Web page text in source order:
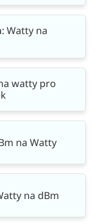
Watty na
watty pro
na Watty
na dBm